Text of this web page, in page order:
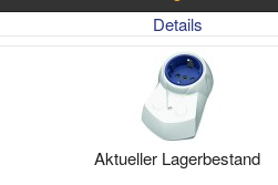
Details
Aktueller Lagerbestand